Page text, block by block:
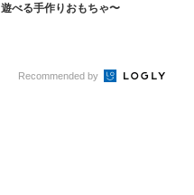
遊べる手作りおもちゃ〜
Recommended by